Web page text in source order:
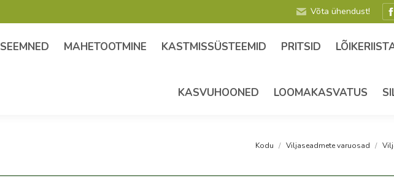
Võta ühendust!
SEEMNED MAHETOOTMINE KASTMISSÜSTEEMID PRITSID
KASVUHOONED LOOMAKASVATUS
Olete siin:
Kodu Viljaseadmete varuosad